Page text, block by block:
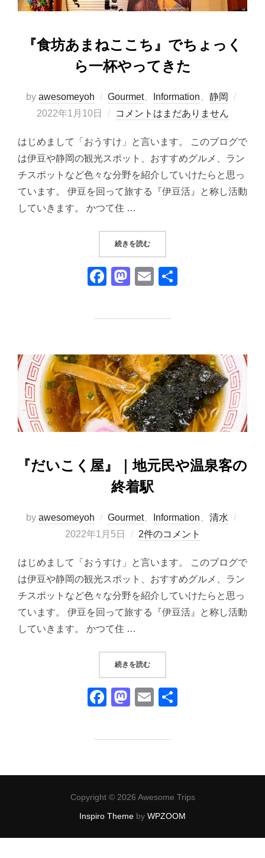
『食坊あまねここち』でちょっく
ら一杯やってきた
by awesomeyoh Gourmet、 Information 静岡
2022年1月10日 コメントはまだありません
はじめまして「おうすけ」と言います。 このブログで
は伊豆や静岡の観光スポット、おすすめグルメ、ラン
チスポットなど色々な分野を紹介していけたらと思っ
ています。 伊豆を回って旅する『伊豆活』と称し活動
していきます。 かつて住 …
続きを読む“『食坊あまねここち』でちょっく
F
c
b
o
o
k
M
st
d
o
n
E
ail
『だいこく屋』｜地元民や温泉客の
終着駅
by awesomeyoh Gourmet、 Information 清水
2022年1月5日 2件のコメント
はじめまして「おうすけ」と言います。 このブログで
は伊豆や静岡の観光スポット、おすすめグルメ、ラン
チスポットなど色々な分野を紹介していけたらと思っ
ています。 伊豆を回って旅する『伊豆活』と称し活動
していきます。 かつて住 …
続きを読む“『だいこく屋』｜地元民や温泉客
F
c
b
o
o
M
st
d
o
n
E
ail
Copyright © 2026 Awesome Trips
Inspiro Theme by WPZOOM